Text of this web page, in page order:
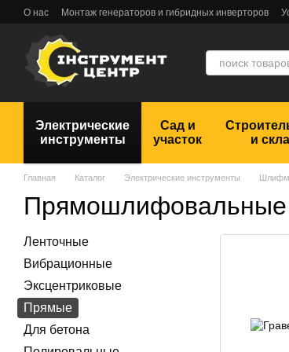
Перейти к основному контенту
О нас Монтаж генераторов и гибридных инверторов
Электрические
инструменты
Сад и
участок
и
Главная Каталог Электрические инструменты
Ленточные
Вибрационные
Эксцентриковые
Прямые
Для бетона